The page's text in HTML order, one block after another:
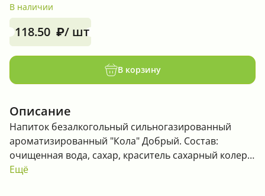
В наличии
118.50 ₽/ шт
В корзину
Описание
Напиток безалкогольный сильногазированный
ароматизированный "Кола" Добрый. Состав:
очищенная вода, сахар, краситель сахарный колер
IV. регулятор кислотности ортофосфорная кислота,
Ещё